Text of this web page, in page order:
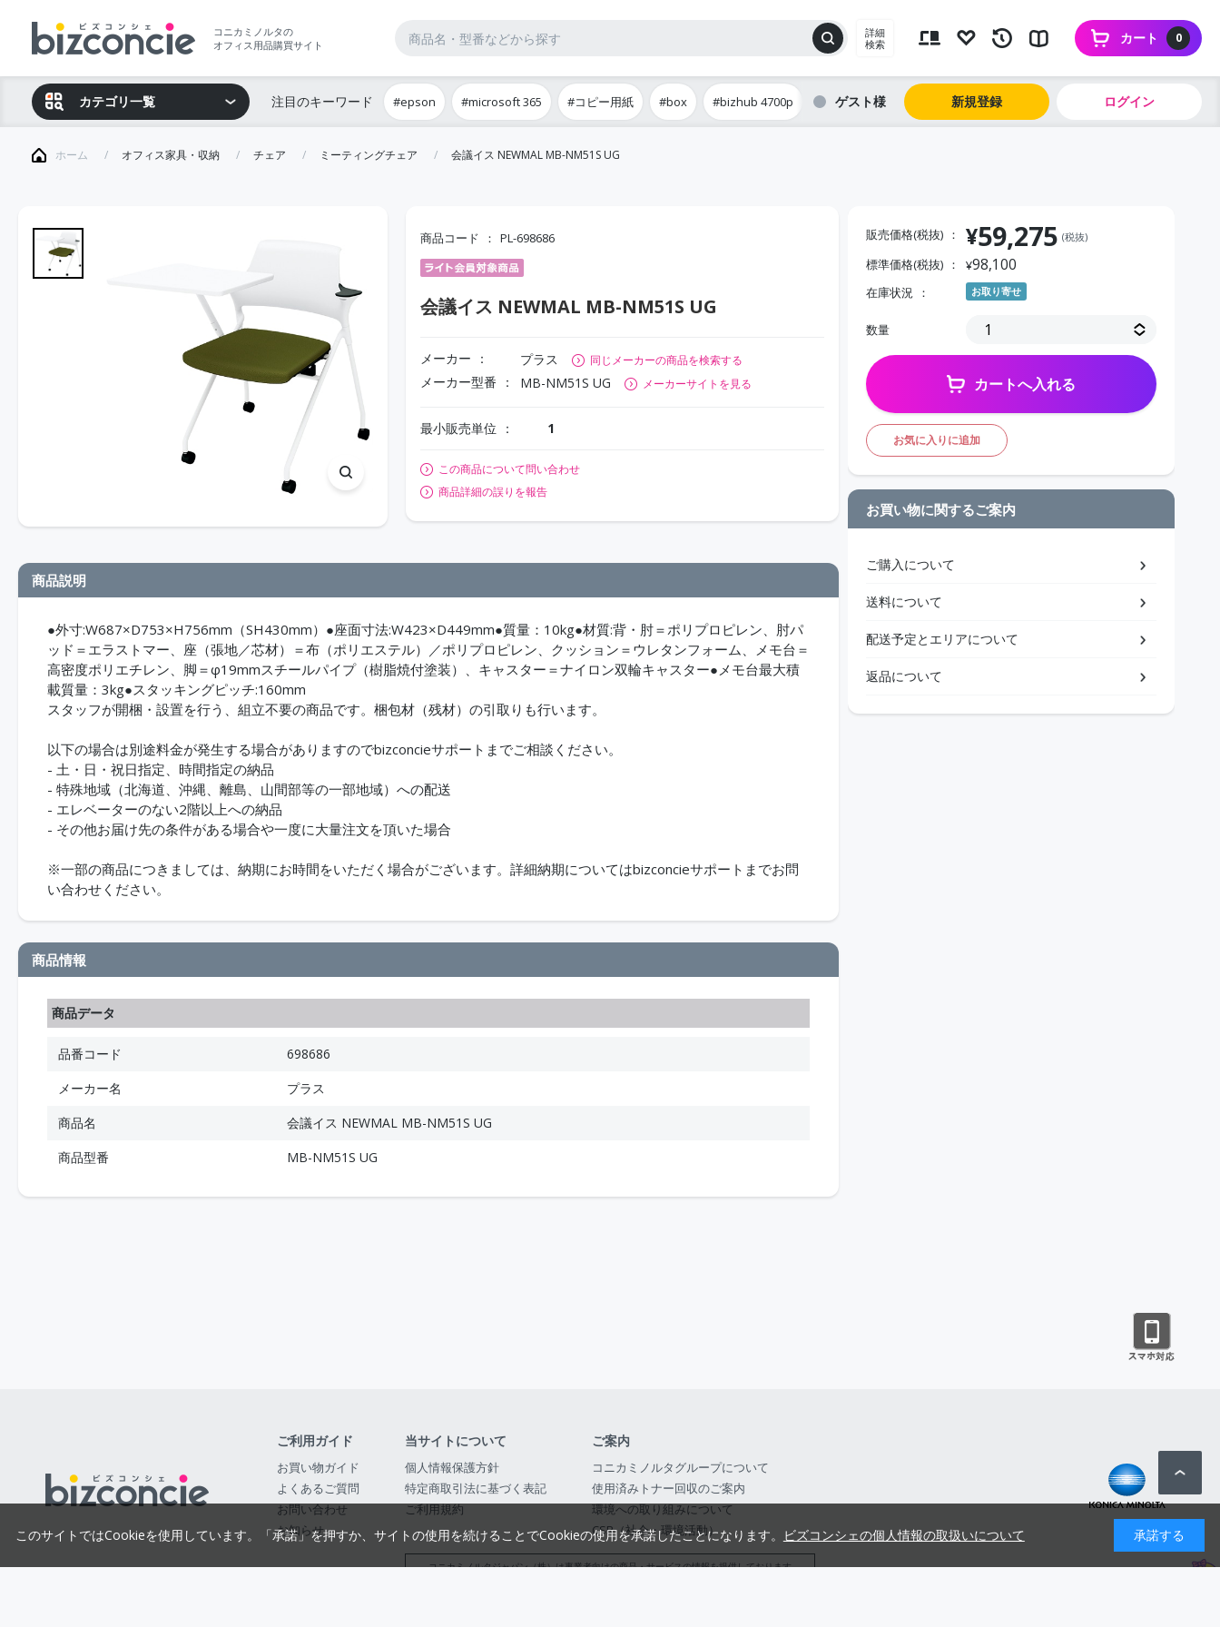
コニカミノルタの
オフィス用品購買サイト
詳細
検索
0
カート
カテゴリ一覧 注目のキーワード #epson #microsoft 365 #コピー用紙 #box #bizhub 4700p ゲスト 新規登録 ログイン
ホーム オフィス家具・収納 チェア ミーティングチェア 会議イス NEWMAL MB-NM51S UG
商品コード PL-698686
会議イス NEWMAL MB-NM51S UG
メーカー プラス 同じメーカーの商品を検索する
メーカー型番 MB-NM51S UG メーカーサイトを見る
最小販売単位 1
この商品について問い合わせ
商品詳細の誤りを報告
商品説明
●外寸:W687×D753×H756mm（SH430mm）●座面寸法:W423×D449mm●質量：10kg●材質:背・肘＝ポリプロピレン、肘パ
ッド＝エラストマー、座（張地／芯材）＝布（ポリエステル）／ポリプロピレン、クッション＝ウレタンフォーム、メモ台＝
高密度ポリエチレン、脚＝φ19mmスチールパイプ（樹脂焼付塗装）、キャスター＝ナイロン双輪キャスター●メモ台最大積
載質量：3kg●スタッキングピッチ:160mm
スタッフが開梱・設置を行う、組立不要の商品です。梱包材（残材）の引取りも行います。
以下の場合は別途料金が発生する場合がありますのでbizconcieサポートまでご相談ください。
- 土・日・祝日指定、時間指定の納品
- 特殊地域（北海道、沖縄、離島、山間部等の一部地域）への配送
- エレベーターのない2階以上への納品
- その他お届け先の条件がある場合や一度に大量注文を頂いた場合
※一部の商品につきましては、納期にお時間をいただく場合がございます。詳細納期についてはbizconcieサポートまでお問
い合わせください。
商品情報
商品データ
品番コード
698686
メーカー名
プラス
商品名
会議イス NEWMAL MB-NM51S UG
商品型番
MB-NM51S UG
販売価格(税抜) ¥59,275 (税抜)
標準価格(税抜) ¥98,100
在庫状況 お取り寄せ
数量
カートへ入れる
お気に入りに追加
お買い物に関するご案内
ご購入について
送料について
配送予定とエリアについて
返品について
ご利用ガイド
お買い物ガイド
よくあるご質問
お問い合わせ
お知らせ
当サイトについて
個人情報保護方針
特定商取引法に基づく表記
ご利用規約
ご案内
コニカミノルタグループについて
使用済みトナー回収のご案内
環境への取り組みについて
CSR（社会・環境活動）
コニカミノルタジャパン（株）は事業者向けの商品・サービスの情報を提供しております
このサイトではCookieを使用しています。「承諾」を押すか、サイトの使用を続けることでCookieの使用を承諾したことになります。 ビズコンシェの個人情報の取扱いについて 承諾する